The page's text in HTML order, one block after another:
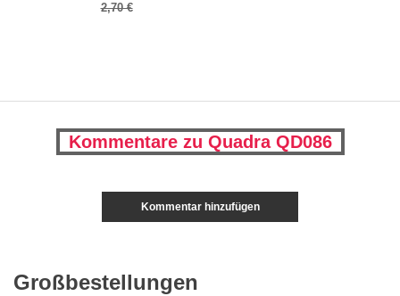
2,70 €
Kommentare zu Quadra QD086
Kommentar hinzufügen
Großbestellungen